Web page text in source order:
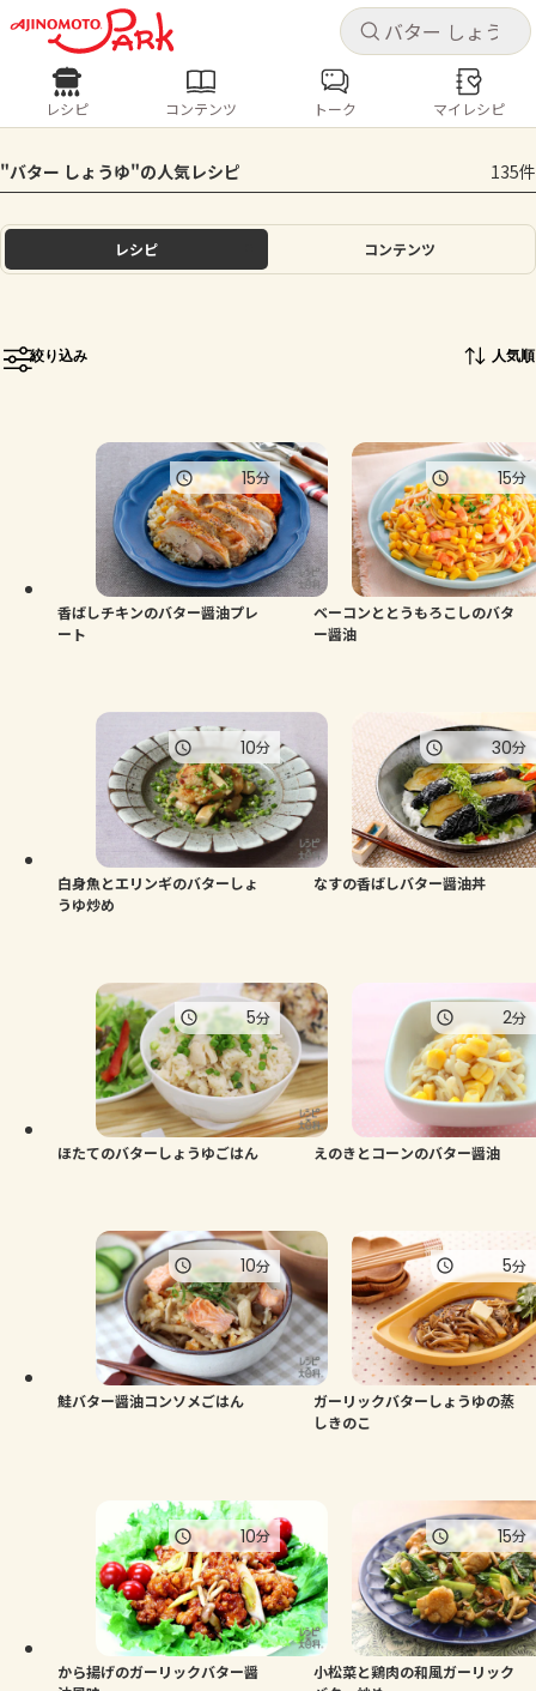
キャ
ログインするとレシピを保存できます
ログイン
ホーム
トーク
よくあるお問い合わせ
お買い物
キャ
レシピ コンテンツ
人気の食材・レシピ
きゅうり なす トマト とうもろこし
ピーマン
レシピ コンテンツ トーク マイレシピ
"バター しょうゆ"の人気レシピ 135件
レシピ コンテンツ
絞り込み 人気順
香ばしチキンのバター醤油プレ
ート
15分
ベーコンととうもろこしのバタ
ー醤油
15分
白身魚とエリンギのバターしょ
うゆ炒め
10分
なすの香ばしバター醤油丼
30分
ほたてのバターしょうゆごはん
5分
えのきとコーンのバター醤油
2分
鮭バター醤油コンソメごはん
10分
ガーリックバターしょうゆの蒸
しきのこ
5分
から揚げのガーリックバター醤
10分
小松菜と鶏肉の和風ガーリック
15分